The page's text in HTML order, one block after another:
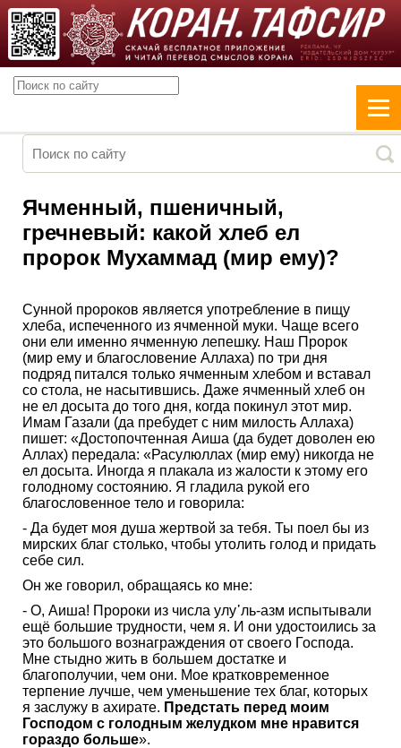
Ячменный, пшеничный,
гречневый: какой хлеб ел
пророк Мухаммад (мир ему)?
Сунной пророков является употребление в пищу
хлеба, испеченного из ячменной муки. Чаще всего
они ели именно ячменную лепешку. Наш Пророк
(мир ему и благословение Аллаха) по три дня
подряд питался только ячменным хлебом и вставал
со стола, не насытившись. Даже ячменный хлеб он
не ел досыта до того дня, когда покинул этот мир.
Имам Газали (да пребудет с ним милость Аллаха)
пишет: «Достопочтенная Аиша (да будет доволен ею
Аллах) передала: «Расулюллах (мир ему) никогда не
ел досыта. Иногда я плакала из жалости к этому его
голодному состоянию. Я гладила рукой его
благословенное тело и говорила:
- Да будет моя душа жертвой за тебя. Ты поел бы из
мирских благ столько, чтобы утолить голод и придать
себе сил.
Он же говорил, обращаясь ко мне:
- О, Аиша! Пророки из числа улу᾿ль-азм испытывали
ещё большие трудности, чем я. И они удостоились за
это большого вознаграждения от своего Господа.
Мне стыдно жить в большем достатке и
благополучии, чем они. Мое кратковременное
терпение лучше, чем уменьшение тех благ, которых
я заслужу в ахирате. Предстать перед моим
Господом с голодным желудком мне нравится
гораздо больше».